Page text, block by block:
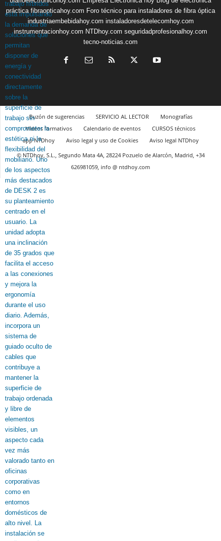
práctica fibraopticahoy.com Foro técnico para instaladores de fibra óptica
industriaembebidahoy.com instaladoresdetelecomhoy.com
instrumentacionhoy.com NTDhoy.com seguridadprofesionalhoy.com
tecno-noticias.com
Buzón de sugerencias SERVICIO AL LECTOR
Monografías
Vídeos formativos
Calendario de eventos
CURSOS técnicos
app NTDhoy
Aviso legal y uso de Cookies
Aviso legal NTDhoy
© NTDhoy, S.L., Segundo Mata 4A, 28224 Pozuelo de Alarcón, Madrid, +34
626981059, info @ ntdhoy.com